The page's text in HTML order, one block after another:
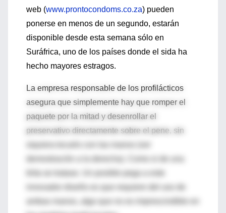
web (www.prontocondoms.co.za) pueden
ponerse en menos de un segundo, estarán
disponible desde esta semana sólo en
Suráfrica, uno de los países donde el sida ha
hecho mayores estragos.
La empresa responsable de los profilácticos
asegura que simplemente hay que romper el
paquete por la mitad y desenrollar el
preservativo directamente sobre el pene, sin
siquiera tocarlo con las manos (ver
tirita se tratase. Un posible pega a este
innovador diseño es que requiere del uso de
ambas manos, algo que no es imprescindible en